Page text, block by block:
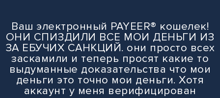
Ваш электронный PAYEER® кошелек!
ОНИ СПИЗДИЛИ ВСЕ МОИ ДЕНЬГИ ИЗ
ЗА ЕБУЧИХ САНКЦИЙ. они просто всех
заскамили и теперь просят какие то
выдуманные доказательства что мои
деньги это точно мои деньги. Хотя
аккаунт у меня верифицирован